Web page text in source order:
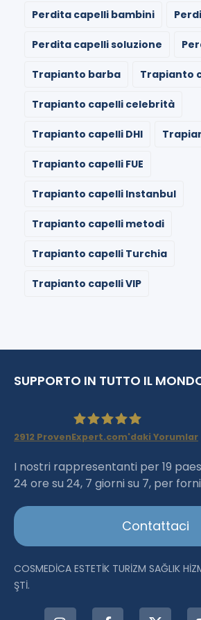
Perdita capelli bambini
Perdita capelli soluzione
Trapianto barba Trapianto
Trapianto capelli celebrità
Trapianto capelli DHI
Trapianto capelli FUE
Trapianto capelli Instanbul
Trapianto capelli metodi
Trapianto capelli Turchia
Trapianto capelli VIP
SUPPORTO IN TUTTO IL
|Dr.Acar aus
2912 ProvenExpert.com'daki Yorumlar
I nostri rappresentanti per 19
24 ore su 24, 7 giorni su 7, per
Contattaci
COSMEDİCA ESTETİK TURİZM SAĞLIK
ŞTİ.